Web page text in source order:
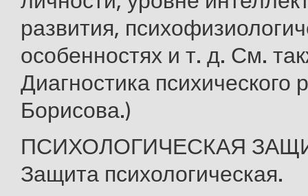
развития,
особенностях и т. д. См.
Диагностика психического
Борисова.)
ПСИХОЛОГИЧЕСКАЯ
Защита психологическая.